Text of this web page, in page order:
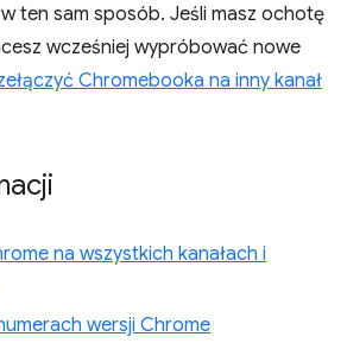
ten sam sposób. Jeśli masz ochotę
wcześniej wypróbować nowe
Chromebooka na inny kanał
na wszystkich kanałach i
wersji Chrome